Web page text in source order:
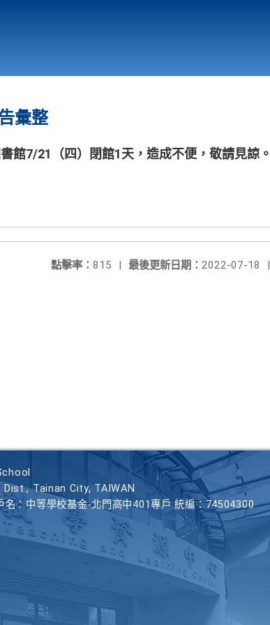
彙整
書館7/21（四）閉館1天，造成不便，敬請見諒。
最後更新日期： 2022-07-18 |
點擊率： 815 |
Tainan City, TAIWAN
：中等學校基金-北門高中401專戶 統編：74504300